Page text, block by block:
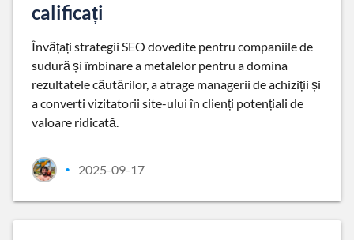
calificați
Învățați strategii SEO dovedite pentru companiile de
sudură și îmbinare a metalelor pentru a domina
rezultatele căutărilor, a atrage managerii de achiziții și
a converti vizitatorii site-ului în clienți potențiali de
valoare ridicată.
• 2025-09-17